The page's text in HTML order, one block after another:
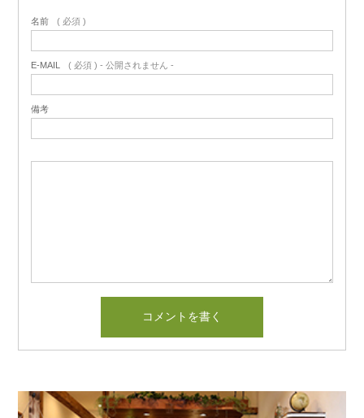
名前 ( 必須 )
E-MAIL ( 必須 ) - 公開されません -
備考